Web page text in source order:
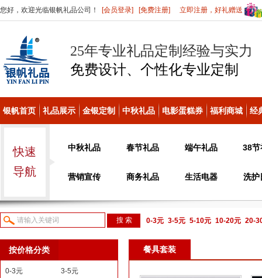
您好，欢迎光临银帆礼品公司！ [会员登录] [免费注册] 立即注册，好礼赠送
25年专业礼品定制经验与实力
免费设计、个性化专业定制
银帆首页 礼品展示 金银定制 中秋礼品 电影蛋糕券 福利商城 经
快速
导航
中秋礼品 春节礼品 端午礼品 38节
营销宣传 商务礼品 生活电器 洗护
0-3元 3-5元 5-10元 10-20元 20-
议或电话咨询
按价格分类
0-3元
3-5元
餐具套装